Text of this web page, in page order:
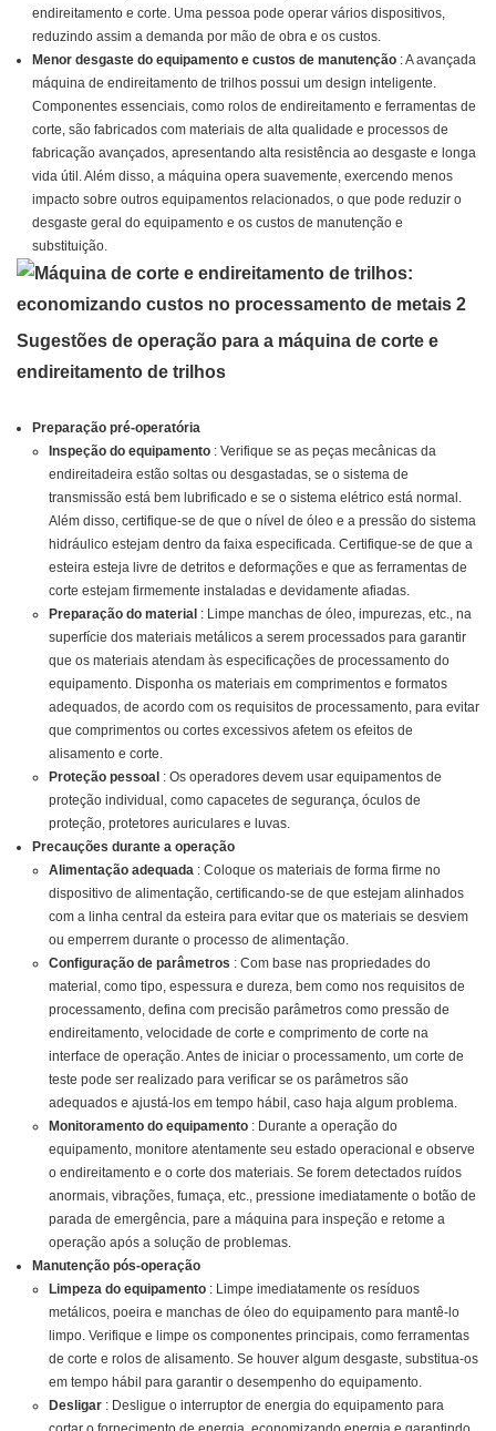
endireitamento e corte. Uma pessoa pode operar vários dispositivos,
reduzindo assim a demanda por mão de obra e os custos.
Menor desgaste do equipamento e custos de manutenção : A avançada
máquina de endireitamento de trilhos possui um design inteligente.
Componentes essenciais, como rolos de endireitamento e ferramentas de
corte, são fabricados com materiais de alta qualidade e processos de
fabricação avançados, apresentando alta resistência ao desgaste e longa
vida útil. Além disso, a máquina opera suavemente, exercendo menos
impacto sobre outros equipamentos relacionados, o que pode reduzir o
desgaste geral do equipamento e os custos de manutenção e
substituição.
Sugestões de operação para a máquina de corte e
endireitamento de trilhos
Preparação pré-operatória
Inspeção do equipamento: Verifique se as peças mecânicas da
endireitadeira estão soltas ou desgastadas, se o sistema de
transmissão está bem lubrificado e se o sistema elétrico está normal.
Além disso, certifique-se de que o nível de óleo e a pressão do sistema
hidráulico estejam dentro da faixa especificada. Certifique-se de que a
esteira esteja livre de detritos e deformações e que as ferramentas de
corte estejam firmemente instaladas e devidamente afiadas.
Preparação do material : Limpe manchas de óleo, impurezas, etc., na
superfície dos materiais metálicos a serem processados ​​para garantir
que os materiais atendam às especificações de processamento do
equipamento. Disponha os materiais em comprimentos e formatos
adequados, de acordo com os requisitos de processamento, para evitar
que comprimentos ou cortes excessivos afetem os efeitos de
alisamento e corte.
Proteção pessoal : Os operadores devem usar equipamentos de
proteção individual, como capacetes de segurança, óculos de
proteção, protetores auriculares e luvas.
Precauções durante a operação
Alimentação adequada: Coloque os materiais de forma firme no
dispositivo de alimentação, certificando-se de que estejam alinhados
com a linha central da esteira para evitar que os materiais se desviem
ou emperrem durante o processo de alimentação.
Configuração de parâmetros : Com base nas propriedades do
material, como tipo, espessura e dureza, bem como nos requisitos de
processamento, defina com precisão parâmetros como pressão de
endireitamento, velocidade de corte e comprimento de corte na
interface de operação. Antes de iniciar o processamento, um corte de
teste pode ser realizado para verificar se os parâmetros são
adequados e ajustá-los em tempo hábil, caso haja algum problema.
Monitoramento do equipamento: Durante a operação do
equipamento, monitore atentamente seu estado operacional e observe
o endireitamento e o corte dos materiais. Se forem detectados ruídos
anormais, vibrações, fumaça, etc., pressione imediatamente o botão de
parada de emergência, pare a máquina para inspeção e retome a
operação após a solução de problemas.
Manutenção pós-operação
Limpeza do equipamento: Limpe imediatamente os resíduos
metálicos, poeira e manchas de óleo do equipamento para mantê-lo
limpo. Verifique e limpe os componentes principais, como ferramentas
de corte e rolos de alisamento. Se houver algum desgaste, substitua-os
em tempo hábil para garantir o desempenho do equipamento.
Desligar: Desligue o interruptor de energia do equipamento para